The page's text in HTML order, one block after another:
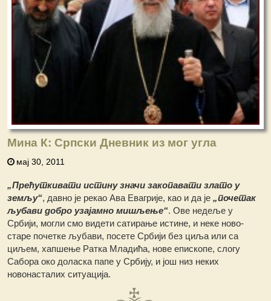
Мина К: Српски Дневник из мог угла
мај 30, 2011
„Прећуткивати истину значи закопавати злато у
земљу“, давно је рекао Ава Евагрије, као и да је„почетак
љубави добро узајамно мишљење“. Ове недеље у
Србији, могли смо видети сатирање истине, и неке ново-
старе почетке љубави, посете Србији без циља или са
циљем, хапшење Ратка Младића, нове епископе, слогу
Сабора око доласка папе у Србију, и још низ неких
новонасталих ситуација.